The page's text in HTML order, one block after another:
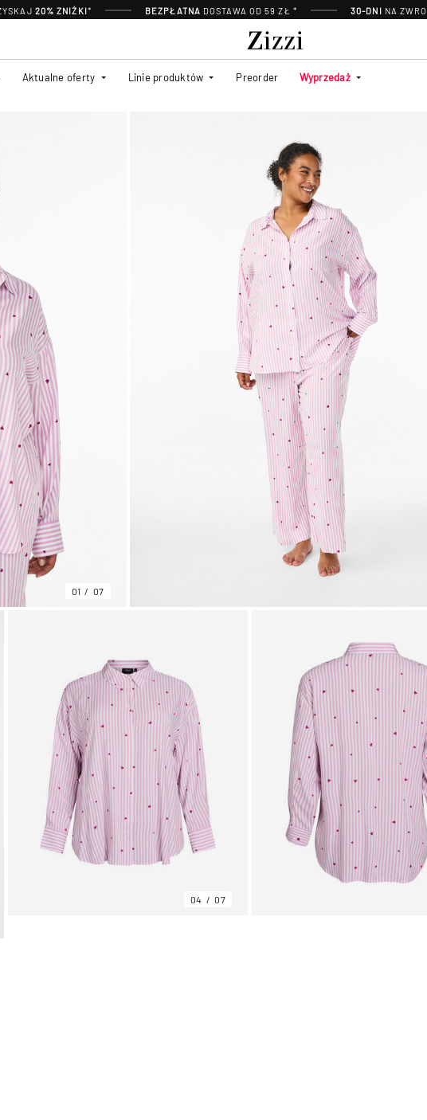
20% ZNIŻKI* BEZPŁATNA DOSTAWA OD 59 ZŁ * 30-DNI NA
Aktualne oferty Linie produktów Preorder Wyprzedaż
01 07
04 07